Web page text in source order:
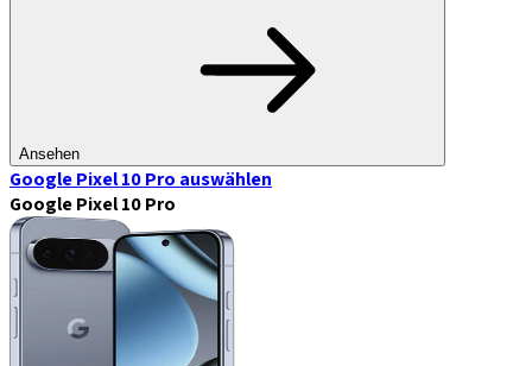
Ansehen
Google Pixel 10 Pro auswählen
Google Pixel 10 Pro